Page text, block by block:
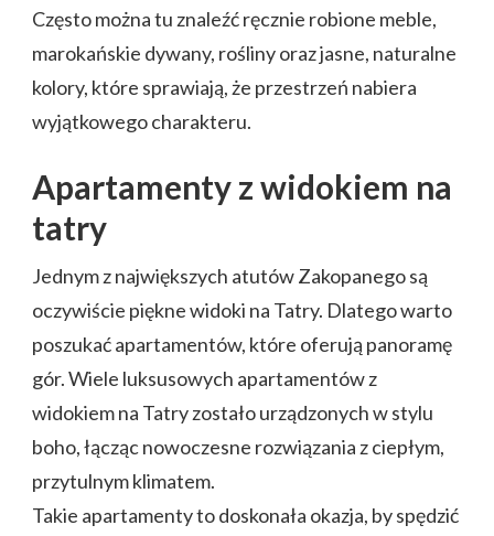
Często można tu znaleźć ręcznie robione meble,
marokańskie dywany, rośliny oraz jasne, naturalne
kolory, które sprawiają, że przestrzeń nabiera
wyjątkowego charakteru.
Apartamenty z widokiem na
tatry
Jednym z największych atutów Zakopanego są
oczywiście piękne widoki na Tatry. Dlatego warto
poszukać apartamentów, które oferują panoramę
gór. Wiele luksusowych apartamentów z
widokiem na Tatry zostało urządzonych w stylu
boho, łącząc nowoczesne rozwiązania z ciepłym,
przytulnym klimatem.
Takie apartamenty to doskonała okazja, by spędzić